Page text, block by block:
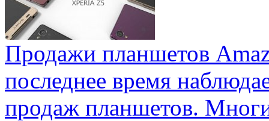
Продажи планшетов
последнее время
продаж планшетов.